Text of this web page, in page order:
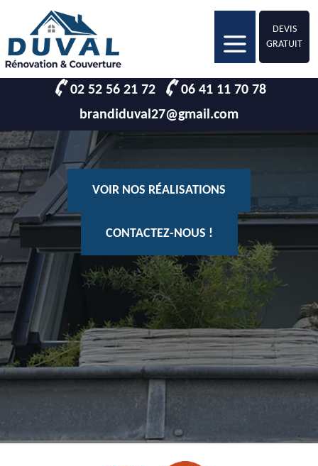
DEVIS
GRATUIT
02 52 56 21 72
06 41 11 70 78
brandiduval27@gmail.com
VOIR NOS RÉALISATIONS
CONTACTEZ-NOUS !